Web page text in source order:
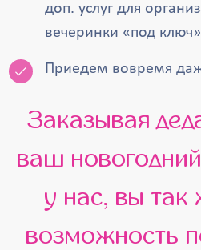
доп. услуг для
вечеринки «под
Приедем вовремя
Заказывая деда мороза на
ваш
у нас, вы так
возможность